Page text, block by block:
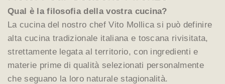
Qual è la filosofia della vostra cucina?
La cucina del nostro chef Vito Mollica si può definire
alta cucina tradizionale italiana e toscana rivisitata,
strettamente legata al territorio, con ingredienti e
materie prime di qualità selezionati personalmente
che seguano la loro naturale stagionalità.